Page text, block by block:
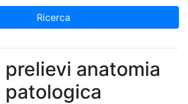
Ricerca
prelievi anatomia
patologica